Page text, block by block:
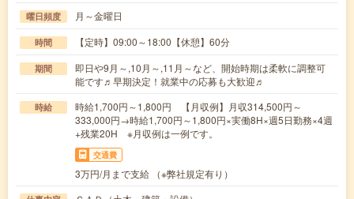
曜日頻度 月～金曜日
時間 【定時】09:00～18:00【休憩】60分
期間
即日や9月～,10月～,11月～など、開始時期は柔軟に調整可
能です♬早期決定！就業中の応募も大歓迎♬
時給
時給1,700円～1,800円 【月収例】月収314,500円～
333,000円→時給1,700円～1,800円×実働8H×週5日勤務×4週
+残業20H ※月収例は一例です。
交通費
3万円/月まで支給 （※弊社規定有り）